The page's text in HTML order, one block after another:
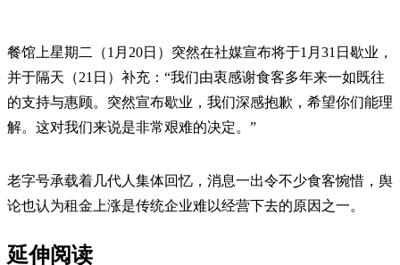
餐馆上星期二（1月20日）突然在社媒宣布将于1月31日歇业，
并于隔天（21日）补充：“我们由衷感谢食客多年来一如既往
的支持与惠顾。突然宣布歇业，我们深感抱歉，希望你们能理
解。这对我们来说是非常艰难的决定。”
老字号承载着几代人集体回忆，消息一出令不少食客惋惜，舆
论也认为租金上涨是传统企业难以经营下去的原因之一。
延伸阅读